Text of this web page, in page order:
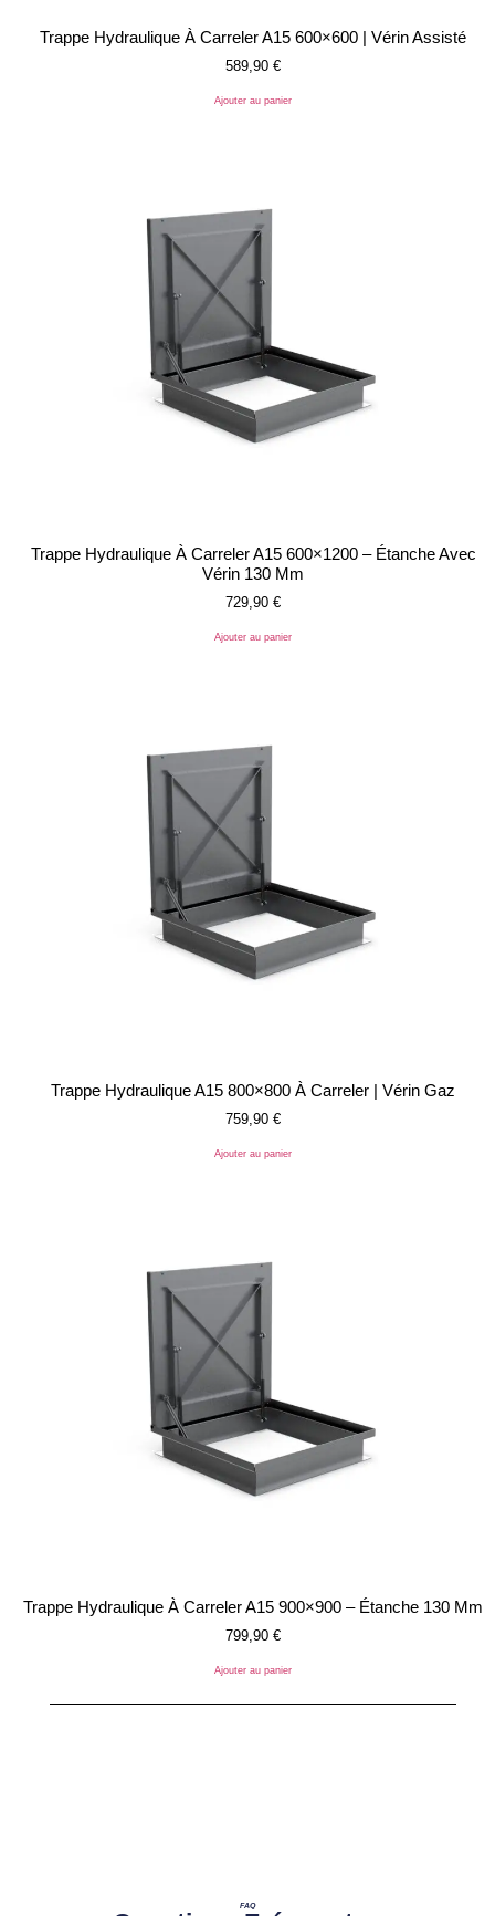
Trappe Hydraulique À Carreler A15 600×600 | Vérin Assisté
589,90 €
Ajouter au panier
Trappe Hydraulique À Carreler A15 600×1200 – Étanche Avec
Vérin 130 Mm
729,90 €
Ajouter au panier
Trappe Hydraulique A15 800×800 À Carreler | Vérin Gaz
759,90 €
Ajouter au panier
Trappe Hydraulique À Carreler A15 900×900 – Étanche 130 Mm
799,90 €
Ajouter au panier
FAQ